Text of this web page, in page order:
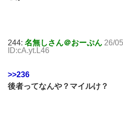
244: 名無しさん＠おーぷん 26/
ID:cA.yt.L46
>>236
後者ってなんや？マイルけ？